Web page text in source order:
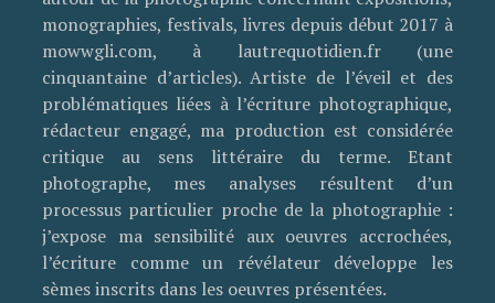
monographies, festivals, livres depuis début 2017 à
mowwgli.com, à lautrequotidien.fr (une
cinquantaine d’articles). Artiste de l’éveil et des
problématiques liées à l’écriture photographique,
rédacteur engagé, ma production est considérée
critique au sens littéraire du terme. Etant
photographe, mes analyses résultent d’un
processus particulier proche de la photographie :
j’expose ma sensibilité aux oeuvres accrochées,
l’écriture comme un révélateur développe les
sèmes inscrits dans les oeuvres présentées.